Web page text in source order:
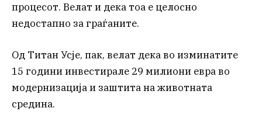
процесот. Велат и дека тоа е целосно
недостапно за граѓаните.
Од Титан Усје, пак, велат дека во изминатите
15 години инвестирале 29 милиони евра во
модернизација и заштита на животната
средина.